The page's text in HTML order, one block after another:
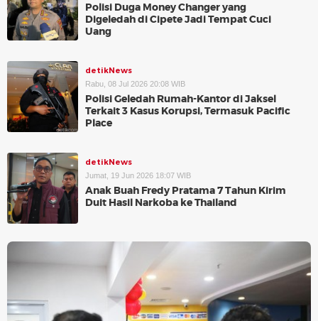
Polisi Duga Money Changer yang
Digeledah di Cipete Jadi Tempat Cuci
Uang
detikNews
Rabu, 08 Jul 2026 20:08 WIB
Polisi Geledah Rumah-Kantor di Jaksel
Terkait 3 Kasus Korupsi, Termasuk Pacific
Place
detikNews
Jumat, 19 Jun 2026 18:07 WIB
Anak Buah Fredy Pratama 7 Tahun Kirim
Duit Hasil Narkoba ke Thailand